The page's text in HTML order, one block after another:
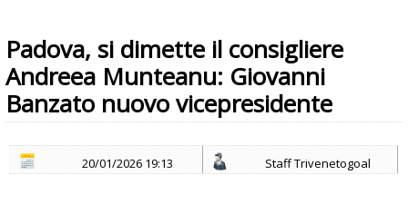
Padova, si dimette il consigliere
Andreea Munteanu: Giovanni
Banzato nuovo vicepresidente
20/01/2026 19:13 Staff Trivenetogoal